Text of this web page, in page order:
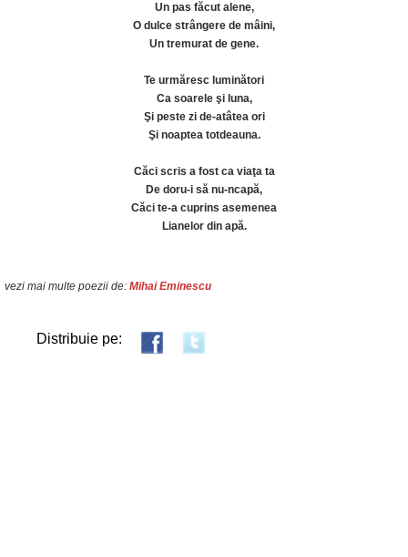
Un pas făcut alene,
O dulce strângere de mâini,
Un tremurat de gene.
Te urmăresc luminători
Ca soarele şi luna,
Şi peste zi de-atâtea ori
Şi noaptea totdeauna.
Căci scris a fost ca viaţa ta
De doru-i să nu-ncapă,
Căci te-a cuprins asemenea
Lianelor din apă.
vezi mai multe poezii de: Mihai Eminescu
Distribuie pe: